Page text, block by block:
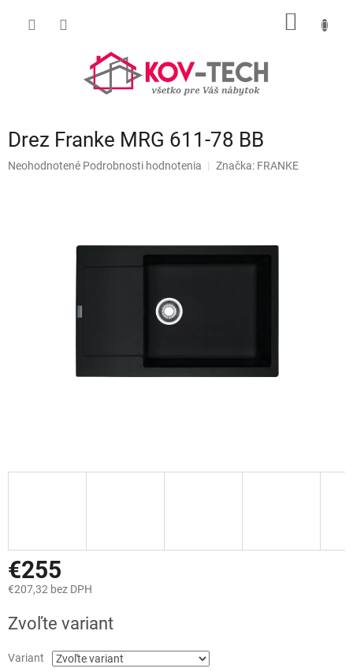
Drez Franke MRG 611-78 BB
Priemerné
Neohodnotené Podrobnosti hodnotenia Značka: FRANKE
€255
€207,32 bez DPH
cena:
Zvoľte variant
Variant